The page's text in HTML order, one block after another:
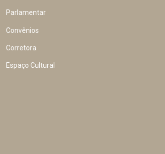
Parlamentar
Convênios
Corretora
Espaço Cultural